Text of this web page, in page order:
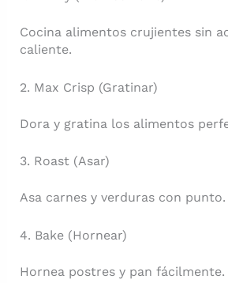
Cocina alimentos crujientes sin
caliente.
2. Max Crisp (Gratinar)
Dora y gratina los alimentos
3. Roast (Asar)
Asa carnes y verduras con punto.
4. Bake (Hornear)
Hornea postres y pan fácilmente.